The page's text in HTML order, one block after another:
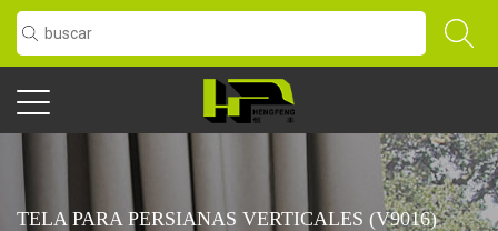
TELA PARA PERSIANAS VERTICALES (V9016)